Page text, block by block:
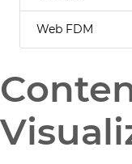
Web FDM